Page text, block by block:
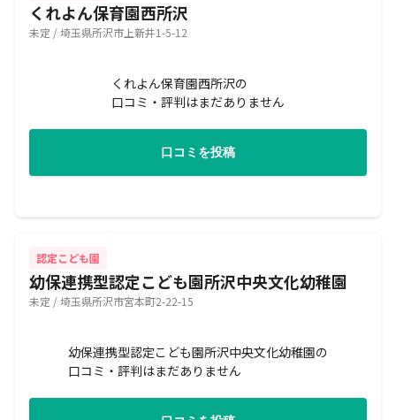
くれよん保育園西所沢
未定 / 埼玉県所沢市上新井1-5-12
くれよん保育園西所沢の
口コミ・評判はまだありません
口コミを投稿
認定こども園
幼保連携型認定こども園所沢中央文化幼稚園
未定 / 埼玉県所沢市宮本町2-22-15
幼保連携型認定こども園所沢中央文化幼稚園の
口コミ・評判はまだありません